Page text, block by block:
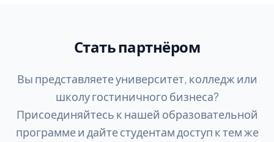
Стать партнёром
Вы представляете университет, колледж или
школу гостиничного бизнеса?
Присоединяйтесь к нашей образовательной
программе и дайте студентам доступ к тем же